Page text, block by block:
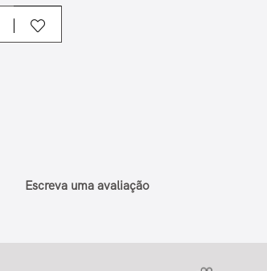
Escreva uma avaliação